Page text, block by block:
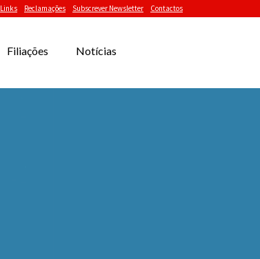
Links Reclamações Subscrever Newsletter Contactos
Filiações Notícias